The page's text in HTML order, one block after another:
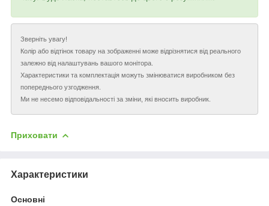
Зверніть увагу!
Колір або відтінок товару на зображенні може відрізнятися від реального
залежно від налаштувань вашого монітора.
Характеристики та комплектація можуть змінюватися виробником без
попереднього узгодження.
Ми не несемо відповідальності за зміни, які вносить виробник.
Приховати
Характеристики
Основні